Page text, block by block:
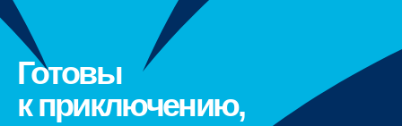
Готовы
к приключению,